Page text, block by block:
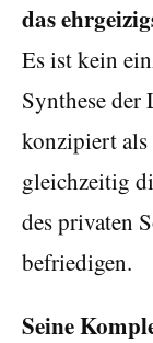
das
Es ist kein
Synthese der
konzipiert
gleichzeitig
des privaten
befriedigen.
Seine